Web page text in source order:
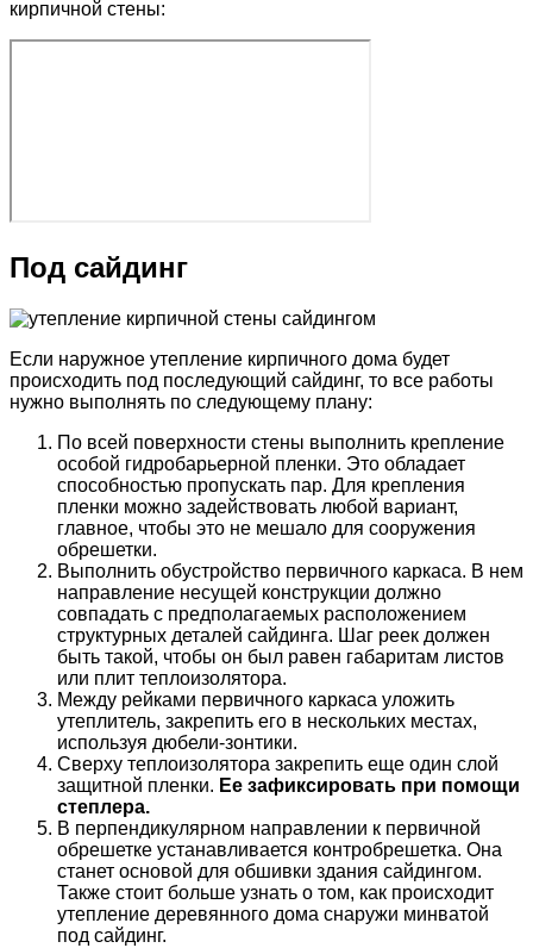
кирпичной стены:
Под сайдинг
Если наружное утепление кирпичного дома будет
происходить под последующий сайдинг, то все работы
нужно выполнять по следующему плану:
По всей поверхности стены выполнить крепление
особой гидробарьерной пленки. Это обладает
способностью пропускать пар. Для крепления
пленки можно задействовать любой вариант,
главное, чтобы это не мешало для сооружения
обрешетки.
Выполнить обустройство первичного каркаса. В нем
направление несущей конструкции должно
совпадать с предполагаемых расположением
структурных деталей сайдинга. Шаг реек должен
быть такой, чтобы он был равен габаритам листов
или плит теплоизолятора.
Между рейками первичного каркаса уложить
утеплитель, закрепить его в нескольких местах,
используя дюбели-зонтики.
Сверху теплоизолятора закрепить еще один слой
защитной пленки. Ее зафиксировать при помощи
степлера.
В перпендикулярном направлении к первичной
обрешетке устанавливается контробрешетка. Она
станет основой для обшивки здания сайдингом.
Также стоит больше узнать о том, как происходит
утепление деревянного дома снаружи минватой
под сайдинг.